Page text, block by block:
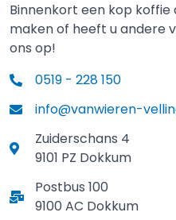
Binnenkort een kop
maken of heeft u andere
ons op!
0519 - 228 150
info@vanwieren-
Zuiderschans 4
9101 PZ Dokkum
Postbus 100
9100 AC Dokkum